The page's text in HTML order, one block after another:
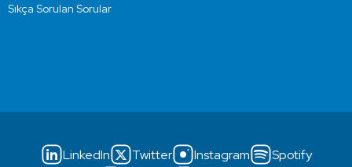
Sıkça Sorulan Sorular
LinkedIn Twitter Instagram
Spotify